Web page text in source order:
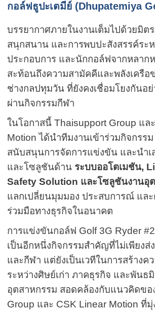
กอล์ฟธูปะเตมีย์ (Dhupatemiya
บรรยากาศภายในงานเต็มไปด้วยมิต
สนุกสนาน และการพบปะสังสรรค์ระห
ประกอบการ และนักกอล์ฟจากหลาก
สะท้อนถึงความสามัคคีและพลังเครื
ช่างกลปทุมวัน ที่ยังคงเชื่อมโยงกันอ
ผ่านกิจกรรมกีฬา
ในโอกาสนี้ Thaisupport Group แล
Motion ได้นำทีมงานเข้าร่วมกิจกรร
สนับสนุนการจัดการแข่งขัน และนำ
และโซลูชันด้าน ระบบออโตเมชัน,
Safety Solution และโซลูชันงานอุ
แลกเปลี่ยนมุมมอง ประสบการณ์ แล
ร่วมมือทางธุรกิจในอนาคต
การแข่งขันกอล์ฟ Golf 3G Ryder
เป็นอีกหนึ่งกิจกรรมสำคัญที่ไม่เพียงส่
และกีฬา แต่ยังเป็นเวทีในการสร้าง
ระหว่างศิษย์เก่า ภาคธุรกิจ และพันธ
อุตสาหกรรม สอดคล้องกับแนวคิดขอ
Group และ CSK Linear Motion ที่